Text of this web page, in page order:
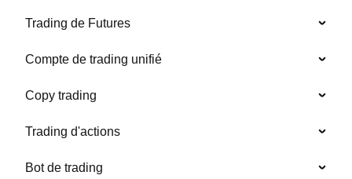
Trading de Futures
Compte de trading unifié
Copy trading
Trading d'actions
Bot de trading